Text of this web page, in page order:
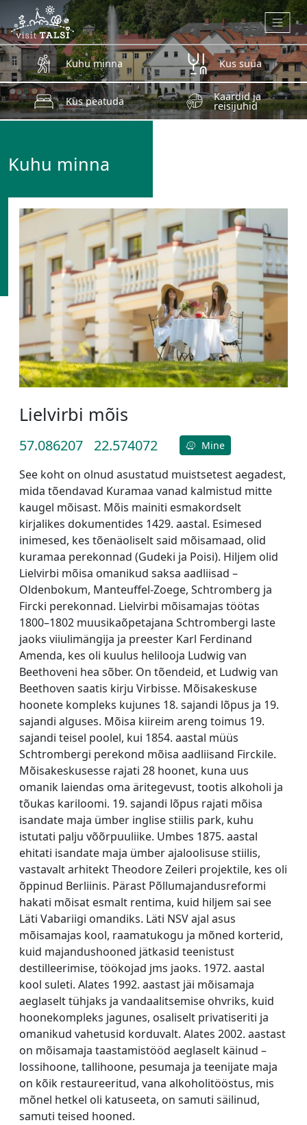
Skip to main content
Kuhu minna Kus süüa
Kus peatuda Kaardid ja
reisijuhid
Kuhu minna
Lielvirbi mõis
57.086207 22.574072 Mine
See koht on olnud asustatud muistsetest aegadest,
mida tõendavad Kuramaa vanad kalmistud mitte
kaugel mõisast. Mõis mainiti esmakordselt
kirjalikes dokumentides 1429. aastal. Esimesed
inimesed, kes tõenäoliselt said mõisamaad, olid
kuramaa perekonnad (Gudeki ja Poisi). Hiljem olid
Lielvirbi mõisa omanikud saksa aadliisad –
Oldenbokum, Manteuffel-Zoege, Schtromberg ja
Fircki perekonnad. Lielvirbi mõisamajas töötas
1800–1802 muusikaõpetajana Schtrombergi laste
jaoks viiulimängija ja preester Karl Ferdinand
Amenda, kes oli kuulus helilooja Ludwig van
Beethoveni hea sõber. On tõendeid, et Ludwig van
Beethoven saatis kirju Virbisse. Mõisakeskuse
hoonete kompleks kujunes 18. sajandi lõpus ja 19.
sajandi alguses. Mõisa kiireim areng toimus 19.
sajandi teisel poolel, kui 1854. aastal müüs
Schtrombergi perekond mõisa aadliisand Firckile.
Mõisakeskusesse rajati 28 hoonet, kuna uus
omanik laiendas oma äritegevust, tootis alkoholi ja
tõukas kariloomi. 19. sajandi lõpus rajati mõisa
isandate maja ümber inglise stiilis park, kuhu
istutati palju võõrpuuliike. Umbes 1875. aastal
ehitati isandate maja ümber ajaloolisuse stiilis,
vastavalt arhitekt Theodore Zeileri projektile, kes oli
õppinud Berliinis. Pärast Põllumajandusreformi
hakati mõisat esmalt rentima, kuid hiljem sai see
Läti Vabariigi omandiks. Läti NSV ajal asus
mõisamajas kool, raamatukogu ja mõned korterid,
kuid majandushooned jätkasid teenistust
destilleerimise, töökojad jms jaoks. 1972. aastal
kool suleti. Alates 1992. aastast jäi mõisamaja
aeglaselt tühjaks ja vandaalitsemise ohvriks, kuid
hoonekompleks jagunes, osaliselt privatiseriti ja
omanikud vahetusid korduvalt. Alates 2002. aastast
on mõisamaja taastamistööd aeglaselt käinud –
lossihoone, tallihoone, pesumaja ja teenijate maja
on kõik restaureeritud, vana alkoholitööstus, mis
mõnel hetkel oli katuseeta, on samuti säilinud,
samuti teised hooned.